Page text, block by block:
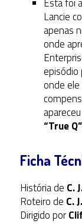
Esta foi
Lancie
apenas
onde
episódio
onde
“True Q”
Ficha
História de C.
Roteiro de C.
Dirigido por